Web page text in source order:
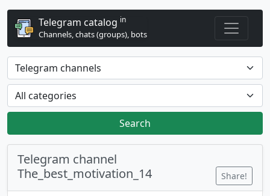
Telegram catalog in
Channels, chats (groups), bots
Search
Telegram channel
The_best_motivation_14
Share!